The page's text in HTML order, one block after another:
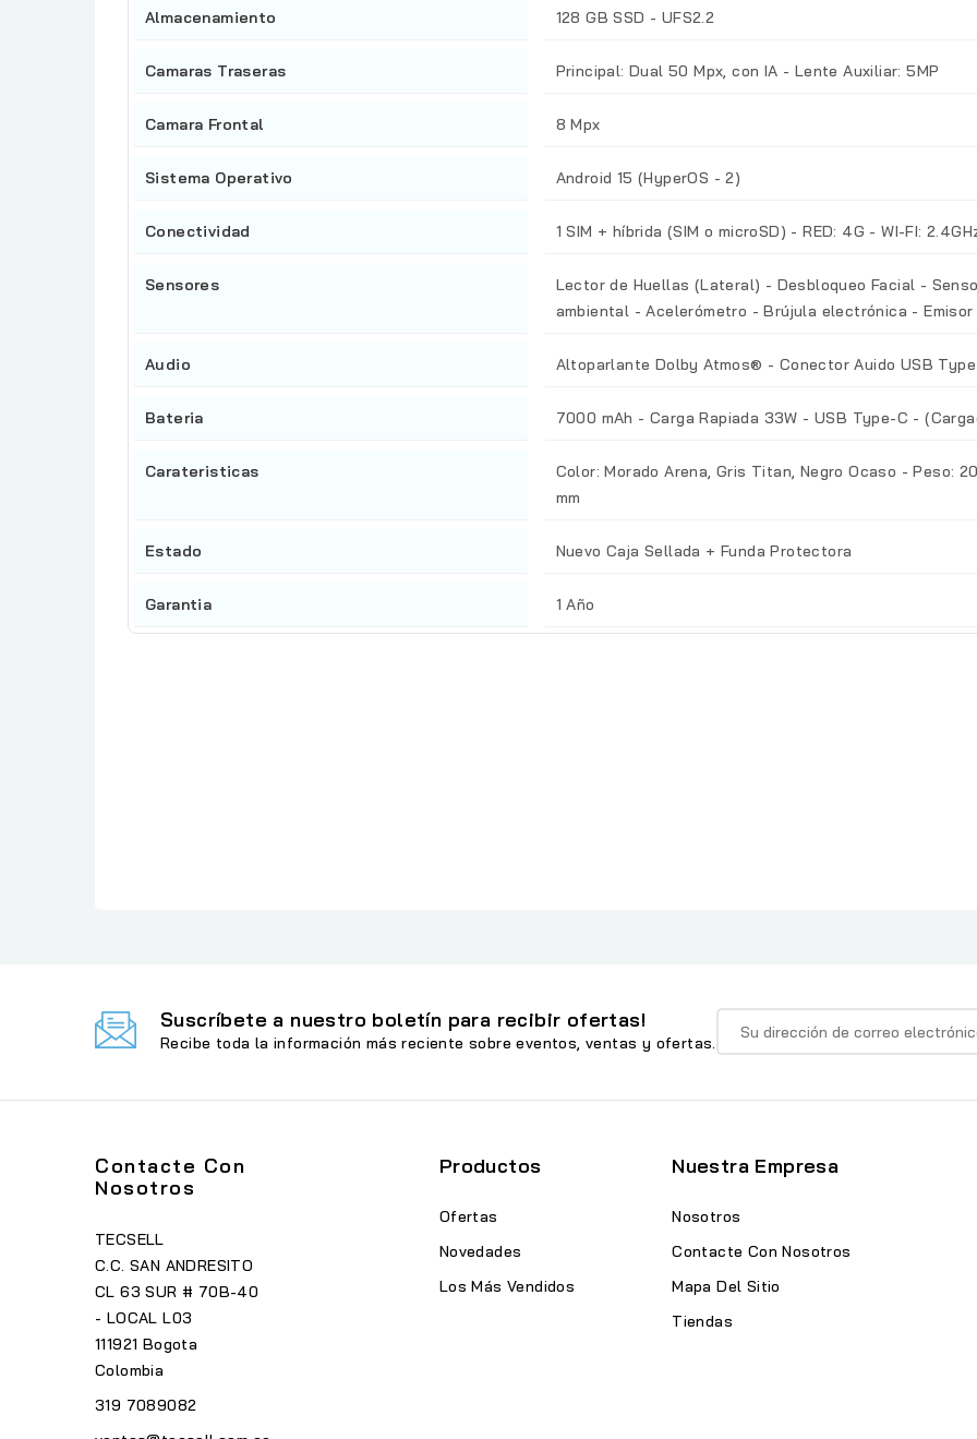
Almacenamiento 128 GB SSD - UFS2.2
Camaras Traseras Principal: Dual 50 Mpx, con IA - Lente Auxiliar: 5MP
Camara Frontal 8 Mpx
Sistema Operativo Android 15 (HyperOS - 2)
Conectividad 1 SIM + híbrida (SIM o microSD) - RED: 4G - WI-FI:
Sensores
Lector de Huellas (Lateral) - Desbloqueo Facial -
ambiental - Acelerómetro - Brújula electrónica -
Audio Altoparlante Dolby Atmos® - Conector Auido USB
Bateria 7000 mAh - Carga Rapiada 33W - USB Type-C -
Carateristicas
Color: Morado Arena, Gris Titan, Negro Ocaso - Peso:
mm
Estado Nuevo Caja Sellada + Funda Protectora
Garantia 1 Año
Suscríbete a nuestro boletín para recibir ofertas!
Recibe toda la información más reciente sobre eventos, ventas y ofertas.
Contacte Con
Nosotros
TECSELL
C.C. SAN ANDRESITO
CL 63 SUR # 70B-40
- LOCAL L03
111921 Bogota
Colombia
319 7089082
Productos
Ofertas
Novedades
Los Más Vendidos
Nuestra Empresa
Nosotros
Contacte Con Nosotros
Mapa Del Sitio
Tiendas